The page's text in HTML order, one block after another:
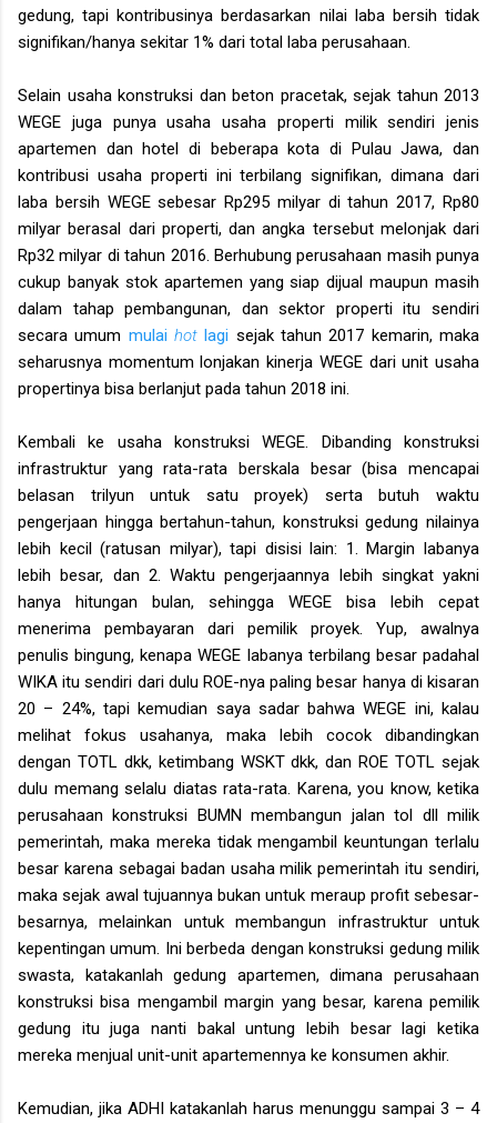
gedung, tapi kontribusinya berdasarkan nilai laba bersih tidak
signifikan/hanya sekitar 1% dari total laba perusahaan.
Selain usaha konstruksi dan beton pracetak, sejak tahun 2013
WEGE juga punya usaha usaha properti milik sendiri jenis
apartemen dan hotel di beberapa kota di Pulau Jawa, dan
kontribusi usaha properti ini terbilang signifikan, dimana dari
laba bersih WEGE sebesar Rp295 milyar di tahun 2017, Rp80
milyar berasal dari properti, dan angka tersebut melonjak dari
Rp32 milyar di tahun 2016. Berhubung perusahaan masih punya
cukup banyak stok apartemen yang siap dijual maupun masih
dalam tahap pembangunan, dan sektor properti itu sendiri
secara umum mulaihotlagi sejak tahun 2017 kemarin, maka
seharusnya momentum lonjakan kinerja WEGE dari unit usaha
propertinya bisa berlanjut pada tahun 2018 ini.
Kembali ke usaha konstruksi WEGE. Dibanding konstruksi
infrastruktur yang rata-rata berskala besar (bisa mencapai
belasan trilyun untuk satu proyek) serta butuh waktu
pengerjaan hingga bertahun-tahun, konstruksi gedung nilainya
lebih kecil (ratusan milyar), tapi disisi lain: 1. Margin labanya
lebih besar, dan 2. Waktu pengerjaannya lebih singkat yakni
hanya hitungan bulan, sehingga WEGE bisa lebih cepat
menerima pembayaran dari pemilik proyek. Yup, awalnya
penulis bingung, kenapa WEGE labanya terbilang besar padahal
WIKA itu sendiri dari dulu ROE-nya paling besar hanya di kisaran
20 – 24%, tapi kemudian saya sadar bahwa WEGE ini, kalau
melihat fokus usahanya, maka lebih cocok dibandingkan
dengan TOTL dkk, ketimbang WSKT dkk, dan ROE TOTL sejak
dulu memang selalu diatas rata-rata. Karena, you know, ketika
perusahaan konstruksi BUMN membangun jalan tol dll milik
pemerintah, maka mereka tidak mengambil keuntungan terlalu
besar karena sebagai badan usaha milik pemerintah itu sendiri,
maka sejak awal tujuannya bukan untuk meraup profit sebesar-
besarnya, melainkan untuk membangun infrastruktur untuk
kepentingan umum. Ini berbeda dengan konstruksi gedung milik
swasta, katakanlah gedung apartemen, dimana perusahaan
konstruksi bisa mengambil margin yang besar, karena pemilik
gedung itu juga nanti bakal untung lebih besar lagi ketika
mereka menjual unit-unit apartemennya ke konsumen akhir.
Kemudian, jika ADHI katakanlah harus menunggu sampai 3 – 4